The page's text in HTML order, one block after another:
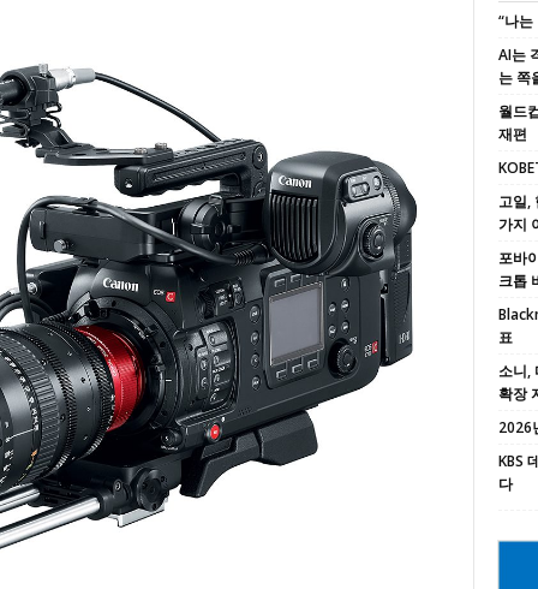
“나
AI는
는 쪽
월드
재편
고일,
가지
포바
크톱
표
소니,
확장
2026
KBS
다